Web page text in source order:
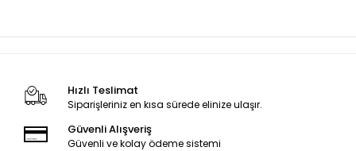
Hızlı Teslimat
Siparişleriniz en kısa sürede elinize ulaşır.
Güvenli Alışveriş
Güvenli ve kolay ödeme sistemi